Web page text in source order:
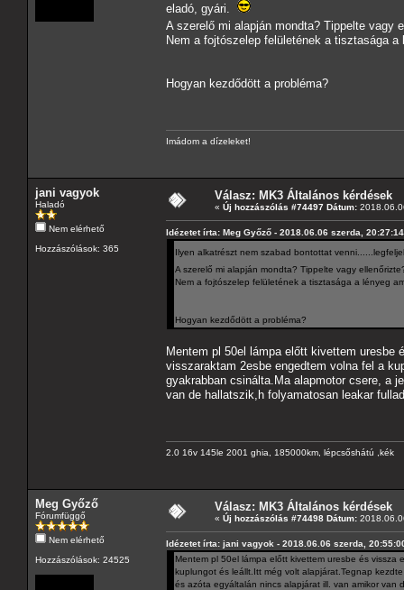
eladó, gyári.
A szerelő mi alapján mondta? Tippelte
Nem a fojtószelep felületének a tisztasága
Hogyan kezdődött a probléma?
Imádom a dízeleket!
jani vagyok
Haladó
Nem elérhető
Hozzászólások: 365
Válasz: MK3 Általános kérdések
« Új hozzászólás #74497 Dátum:
Idézetet írta: Meg Győző - 2018.06.06 szerda, 20:27:14
Ilyen alkatrészt nem szabad bontottat
A szerelő mi alapján mondta? Tippelte vagy
Nem a fojtószelep felületének a tisztasága a lényeg
Hogyan kezdődött a probléma?
Mentem pl 50el lámpa előtt kivettem
visszaraktam 2esbe engedtem volna fel a
gyakrabban csinálta.Ma alapmotor csere, a
van de hallatszik,h folyamatosan leakar
2.0 16v 145le 2001 ghia, 185000km, lépcsőshátú ,kék
Meg Győző
Fórumfüggő
Nem elérhető
Hozzászólások: 24525
Válasz: MK3 Általános kérdések
« Új hozzászólás #74498 Dátum:
Idézetet írta: jani vagyok - 2018.06.06 szerda,
Mentem pl 50el lámpa előtt kivettem uresbe és
kuplungot és leállt.Itt még volt alapjárat.Tegnap
és azóta egyáltalán nincs alapjárat ill. van amikor van